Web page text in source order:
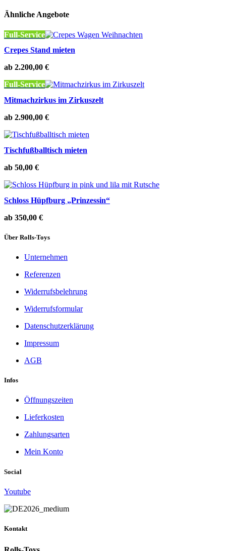
Ähnliche Angebote
Full-Service
Crepes Stand mieten
ab 2.200,00 €
Full-Service
Mitmachzirkus im Zirkuszelt
ab 2.900,00 €
Tischfußballtisch mieten
ab 50,00 €
Schloss Hüpfburg „Prinzessin“
ab 350,00 €
Über Rolls-Toys
Unternehmen
Referenzen
Widerrufsbelehrung
Widerrufsformular
Datenschutzerklärung
Impressum
AGB
Infos
Öffnungszeiten
Lieferkosten
Zahlungsarten
Mein Konto
Social
Youtube
Kontakt